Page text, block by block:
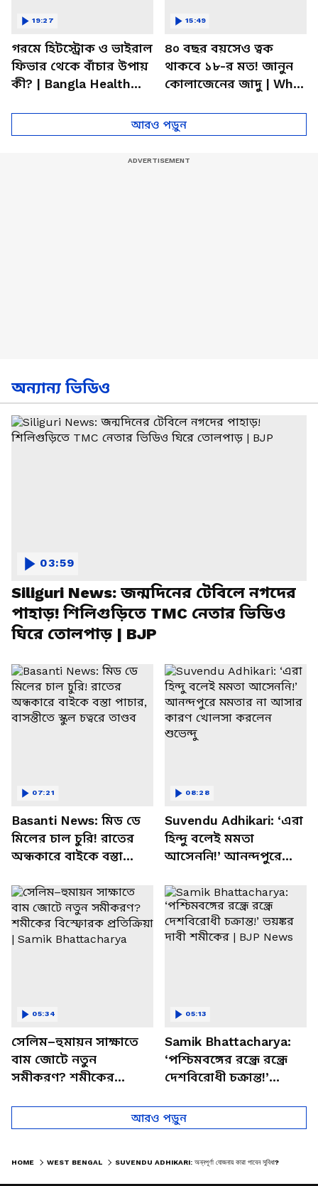
গরমে হিটস্ট্রোক ও ভাইরাল
ফিভার থেকে বাঁচার উপায়
কী? | Bangla Health
19:27
৪০ বছর বয়সেও ত্বক
থাকবে ১৮-র মত! জানুন
কোলাজেনের জাদু | What
News Bangla
15:49
আরও পড়ুন
অন্যান্য ভিডিও
Siliguri News: জন্মদিনের টেবিলে নগদের
পাহাড়! শিলিগুড়িতে TMC নেতার ভিডিও
ঘিরে তোলপাড় | BJP
03:59
Basanti News: মিড ডে
মিলের চাল চুরি! রাতের
অন্ধকারে বাইকে বস্তা
চত্বরে তাণ্ডব
07:21
Suvendu Adhikari: ‘এরা
হিন্দু বলেই মমতা
আসেননি!’ আনন্দপুরে
খোলসা করলেন শুভেন্দু
08:28
সেলিম–হুমায়ন সাক্ষাতে
বাম জোটে নতুন
সমীকরণ? শমীকের
Samik Bhattacharya
05:34
Samik Bhattacharya:
‘পশ্চিমবঙ্গের রন্ধ্রে রন্ধ্রে
দেশবিরোধী চক্রান্ত!’
BJP News
05:13
আরও পড়ুন
HOME WEST BENGAL